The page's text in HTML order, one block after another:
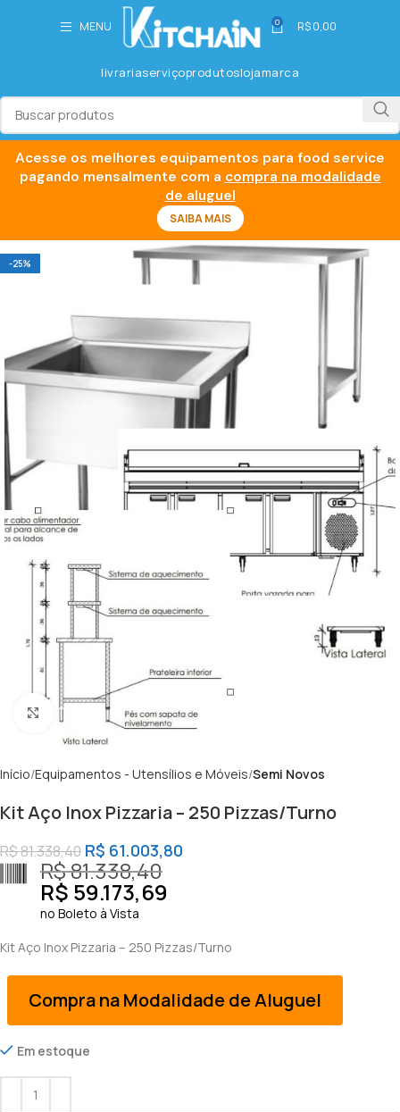
MENU 0 R$0,00
livrariaserviçoprodutoslojamarca
-25%
Clique para ampliar
Início Equipamentos - Utensílios e Móveis Semi Novos
Kit Aço Inox Pizzaria – 250 Pizzas/Turno
R$81.338,40 R$ 61.003,80
R$81.338,40
R$ 59.173,69
no Boleto à Vista
Kit Aço Inox Pizzaria – 250 Pizzas/Turno
Compra na Modalidade de Aluguel
Em estoque
Acesse os melhores equipamentos para food service
pagando mensalmente com a compra na modalidade
de aluguel
SAIBA MAIS